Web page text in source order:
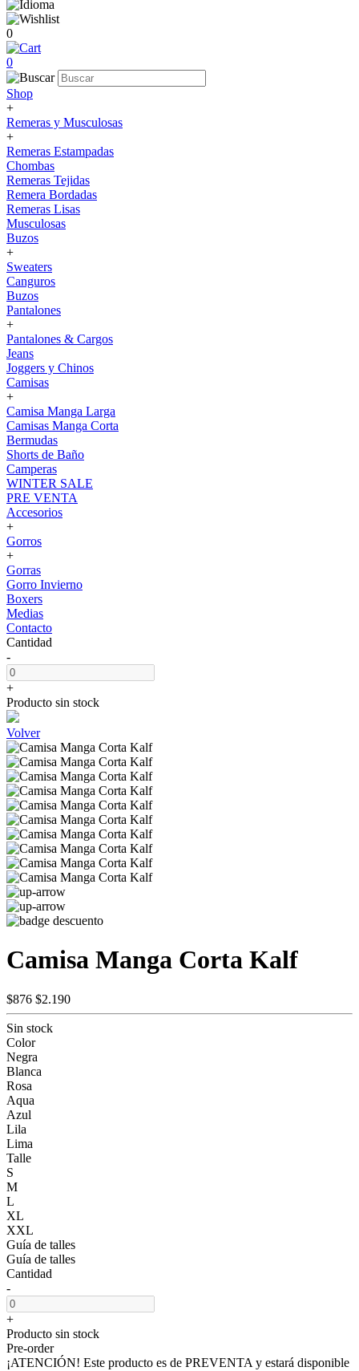
0
0
Shop
+
Remeras y Musculosas
+
Remeras Estampadas
Chombas
Remeras Tejidas
Remera Bordadas
Remeras Lisas
Musculosas
Buzos
+
Sweaters
Canguros
Buzos
Pantalones
+
Pantalones & Cargos
Jeans
Joggers y Chinos
Camisas
+
Camisa Manga Larga
Camisas Manga Corta
Bermudas
Shorts de Baño
Camperas
WINTER SALE
PRE VENTA
Accesorios
+
Gorros
+
Gorras
Gorro Invierno
Boxers
Medias
Contacto
Cantidad
-
+
Producto sin stock
Volver
Camisa Manga Corta Kalf
$876 $2.190
Sin stock
Color
Negra
Blanca
Rosa
Aqua
Azul
Lila
Lima
Talle
S
M
L
XL
XXL
Guía de talles
Guía de talles
Cantidad
-
+
Producto sin stock
Pre-order
¡ATENCIÓN! Este producto es de PREVENTA y estará disponible